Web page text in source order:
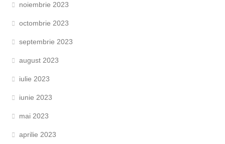
noiembrie 2023
octombrie 2023
septembrie 2023
august 2023
iulie 2023
iunie 2023
mai 2023
aprilie 2023